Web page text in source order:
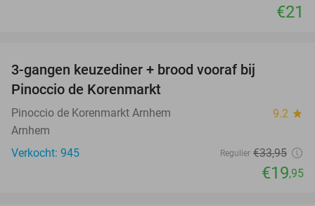
€21
3-gangen keuzediner + brood vooraf bij
Pinoccio de Korenmarkt
Pinoccio de Korenmarkt Arnhem 9.2 star
Arnhem
Verkocht: 945
Regulier €33,95
€19,95